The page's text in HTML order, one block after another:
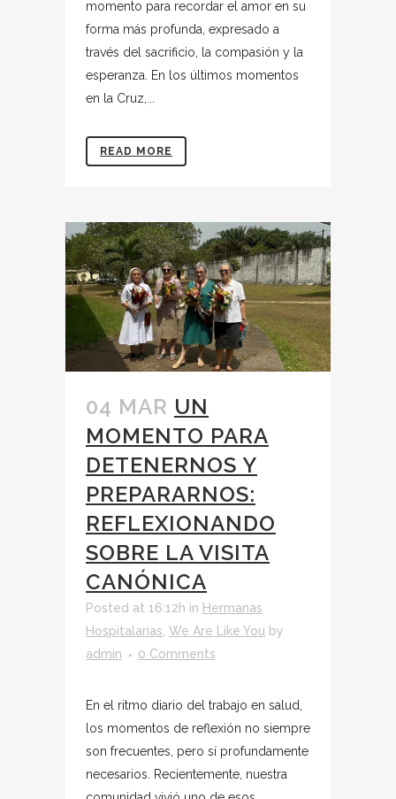
momento para recordar el amor en su
forma más profunda, expresado a
través del sacrificio, la compasión y la
esperanza. En los últimos momentos
en la Cruz,...
READ MORE
04 MAR UN
MOMENTO PARA
DETENERNOS Y
PREPARARNOS:
REFLEXIONANDO
SOBRE LA VISITA
CANÓNICA
Posted at 16:12h in Hermanas
Hospitalarias We Are Like You by
admin
0 Comments
En el ritmo diario del trabajo en salud,
los momentos de reflexión no siempre
son frecuentes, pero sí profundamente
necesarios. Recientemente, nuestra